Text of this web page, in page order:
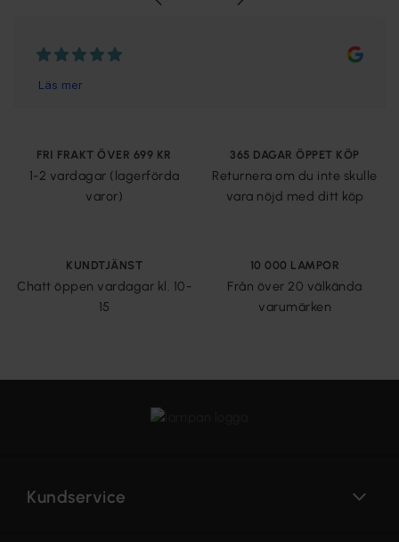
FRI FRAKT ÖVER 699 KR
1-2 vardagar (lagerförda
varor)
365 DAGAR ÖPPET KÖP
Returnera om du inte skulle
vara nöjd med ditt köp
KUNDTJÄNST
Chatt öppen vardagar kl. 10-
15
10 000 LAMPOR
Från över 20 välkända
varumärken
Kundservice